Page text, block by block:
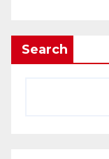
Search